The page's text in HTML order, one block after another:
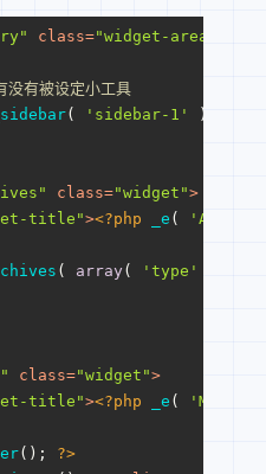
class="widget-area"
有被设定小工具
( 'sidebar-1' ) ) :
class="widget">
title"><?php _e (
( array ( 'type'
class="widget">
title"><?php _e ( 'Meta'
(); ?>